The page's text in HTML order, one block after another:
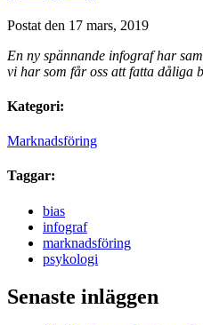
Postat den 17 mars, 2019
En ny spännande infograf har
vi har som får oss att fatta dåliga
Kategori:
Marknadsföring
Taggar:
bias
infograf
marknadsföring
psykologi
Senaste inläggen